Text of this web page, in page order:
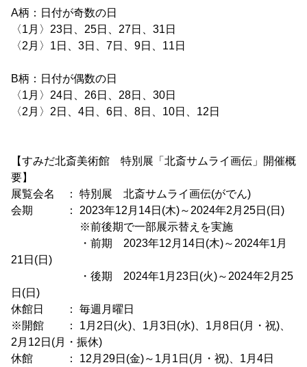
A柄：日付が奇数の日
〈1月〉23日、25日、27日、31日
〈2月〉1日、3日、7日、9日、11日
B柄：日付が偶数の日
〈1月〉24日、26日、28日、30日
〈2月〉2日、4日、6日、8日、10日、12日
【すみだ北斎美術館 特別展「北斎サムライ画伝」開催概
要】
展覧会名 ： 特別展 北斎サムライ画伝(がでん)
会期 ： 2023年12月14日(木)～2024年2月25日(日)
※前後期で一部展示替えを実施
・前期 2023年12月14日(木)～2024年1月
21日(日)
・後期 2024年1月23日(火)～2024年2月25
日(日)
休館日 ： 毎週月曜日
※開館 ： 1月2日(火)、1月3日(水)、1月8日(月・祝)、
2月12日(月・振休)
休館 ： 12月29日(金)～1月1日(月・祝)、1月4日